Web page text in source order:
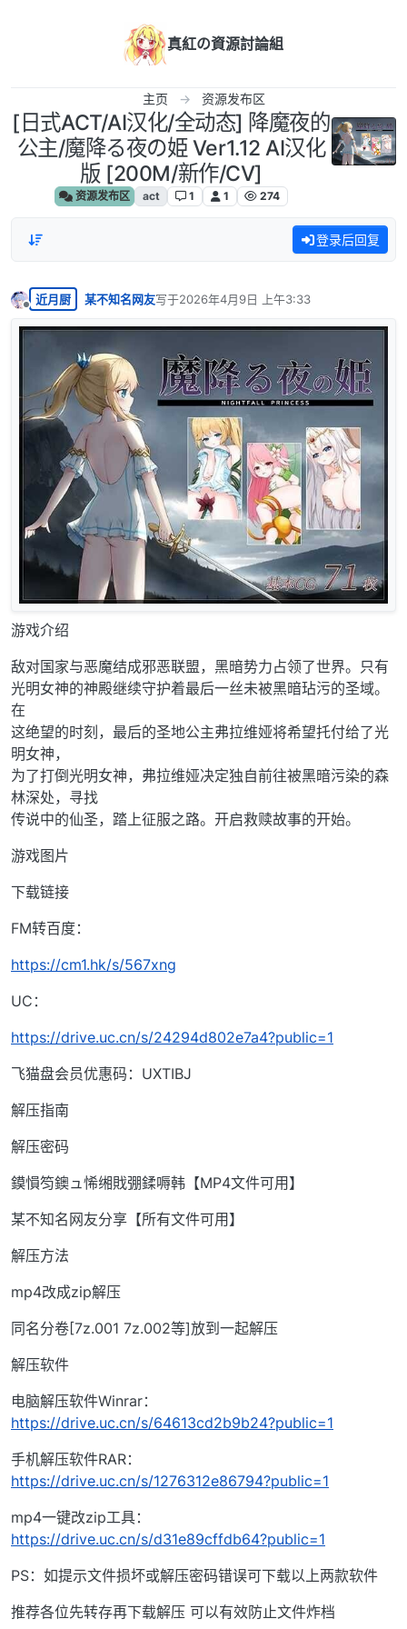
真紅の資源討論組
主页 资源发布区
[日式ACT/AI汉化/全动态] 降魔夜的
公主/魔降る夜の姫 Ver1.12 AI汉化
版 [200M/新作/CV]
资源发布区 act 1 1 274
登录后回复
离线
近月厨 某不知名网友写于2026年4月9日 上午3:33
最后由 编辑
游戏介绍
敌对国家与恶魔结成邪恶联盟，黑暗势力占领了世界。只有
光明女神的神殿继续守护着最后一丝未被黑暗玷污的圣域。
在
这绝望的时刻，最后的圣地公主弗拉维娅将希望托付给了光
明女神，
为了打倒光明女神，弗拉维娅决定独自前往被黑暗污染的森
林深处，寻找
传说中的仙圣，踏上征服之路。开启救赎故事的开始。
游戏图片
下载链接
FM转百度：
https://cm1.hk/s/567xng
UC：
https://drive.uc.cn/s/24294d802e7a4?public=1
飞猫盘会员优惠码：UXTIBJ
解压指南
解压密码
鏌愪笉鐭ュ悕缃戝弸鍒嗕韩【MP4文件可用】
某不知名网友分享【所有文件可用】
解压方法
mp4改成zip解压
同名分卷[7z.001 7z.002等]放到一起解压
解压软件
电脑解压软件Winrar：
https://drive.uc.cn/s/64613cd2b9b24?public=1
手机解压软件RAR：
https://drive.uc.cn/s/1276312e86794?public=1
mp4一键改zip工具：
https://drive.uc.cn/s/d31e89cffdb64?public=1
PS：如提示文件损坏或解压密码错误可下载以上两款软件
推荐各位先转存再下载解压 可以有效防止文件炸档